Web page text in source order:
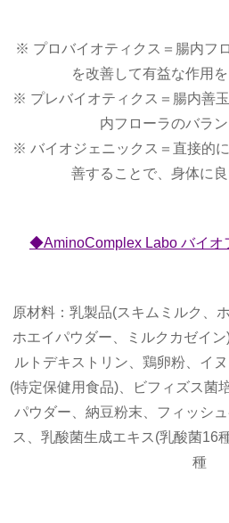
※ プロバイオティクス＝腸内フ
を改善して有益な作用
※ プレバイオティクス＝腸内善
内フローラのバラ
※ バイオジェニックス＝直接的
善することで、身体に
◆AminoComplex Labo バイ
原材料：乳製品(スキムミルク、
ホエイパウダー、ミルクカゼイ
ルトデキストリン、鶏卵粉、イ
(特定保健用食品)、ビフィズス菌
パウダー、納豆粉末、フィッシ
ス、乳酸菌生成エキス(乳酸菌16
種